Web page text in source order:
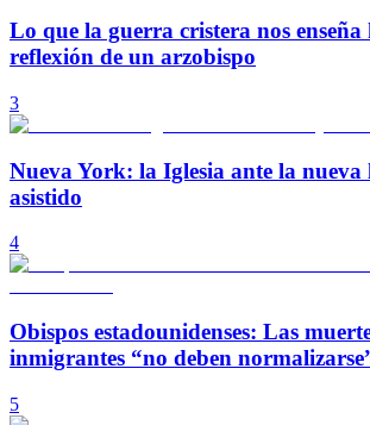
Lo que la guerra cristera nos enseña
reflexión de un arzobispo
3
Nueva York: la Iglesia ante la nueva
asistido
4
Obispos estadounidenses: Las
inmigrantes “no deben
5